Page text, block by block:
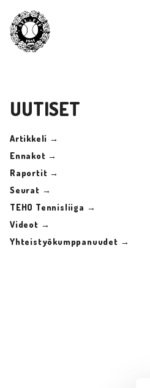
UUTISET
Artikkeli →
Ennakot →
Raportit →
Seurat →
TEHO Tennisliiga →
Videot →
Yhteistyökumppanuudet →